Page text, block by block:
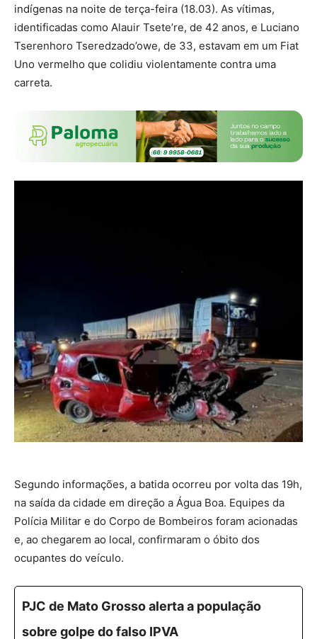
indígenas na noite de terça-feira (18.03). As vítimas,
identificadas como Alauir Tsete’re, de 42 anos, e Luciano
Tserenhoro Tseredzado’owe, de 33, estavam em um Fiat
Uno vermelho que colidiu violentamente contra uma
carreta.
Segundo informações, a batida ocorreu por volta das 19h,
na saída da cidade em direção a Água Boa. Equipes da
Polícia Militar e do Corpo de Bombeiros foram acionadas
e, ao chegarem ao local, confirmaram o óbito dos
ocupantes do veículo.
PJC de Mato Grosso alerta a população
sobre golpe do falso IPVA